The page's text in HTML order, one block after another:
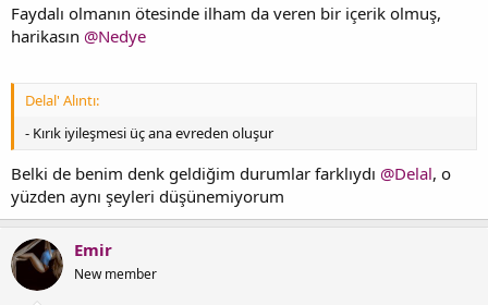
Faydalı olmanın ötesinde ilham da veren bir içerik olmuş,
harikasın @Nedye
Delal' Alıntı:
- Kırık iyileşmesi üç ana evreden oluşur
Belki de benim denk geldiğim durumlar farklıydı @Delal, o
yüzden aynı şeyleri düşünemiyorum
Emir
New member